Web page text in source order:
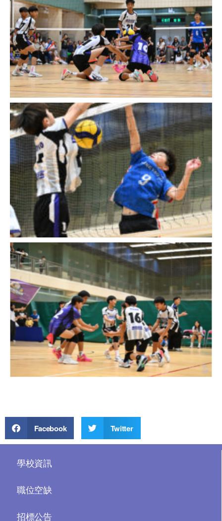
Facebook Twitter
學校資訊
職位空缺
招標公告